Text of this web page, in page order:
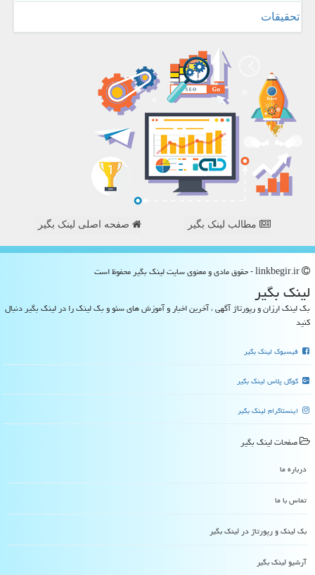
تحقیقات
مطالب لینک بگیر صفحه اصلی لینک بگیر
لینك بگیر
بک لینک ارزان و رپورتاژ آگهی ، آخرین اخبار و آموزش های سئو و بک لینک را در لینک بگیر دنبال
کنید
فیسبوک لینک بگیر
گوگل پلاس لینک بگیر
اینستاگرام لینک بگیر
صفحات لینك بگیر
درباره ما
تماس با ما
بک لینک و رپورتاژ در لینك بگیر
آرشیو لینك بگیر